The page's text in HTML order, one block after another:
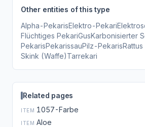
Other entities of this type
Alpha-PekarisElektro-Pekari
Flüchtiges PekariGusKarbonisierter
PekarisPekarissauPilz-Pekaris
Skink (Waffe)Tarrekari
Related pages
ITEM 1057-Farbe
ITEM Aloe